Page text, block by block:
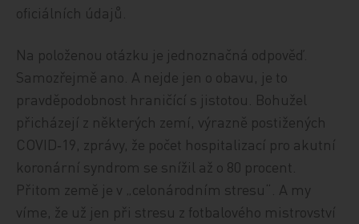
oficiálních údajů.
Na položenou otázku je jednoznačná odpověď.
Samozřejmě ano. A nejde jen o obavu, je to
pravděpodobnost hraničící s jistotou. Bohužel
přicházejí z některých zemí, výrazně postižených
COVID‑19, zprávy, že počet hospitalizací pro akutní
koronární syndrom se snížil až o 80 procent.
Přitom země je v „celonárodním stresu“. A my
víme, že už jen při stresu z fotbalového mistrovství